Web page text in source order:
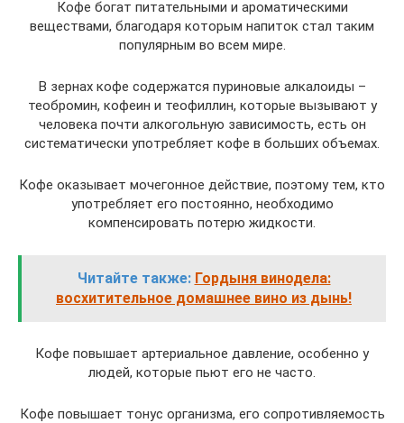
Кофе богат питательными и ароматическими
веществами, благодаря которым напиток стал таким
популярным во всем мире.
В зернах кофе содержатся пуриновые алкалоиды –
теобромин, кофеин и теофиллин, которые вызывают у
человека почти алкогольную зависимость, есть он
систематически употребляет кофе в больших объемах.
Кофе оказывает мочегонное действие, поэтому тем, кто
употребляет его постоянно, необходимо
компенсировать потерю жидкости.
Читайте также: Гордыня винодела:
восхитительное домашнее вино из дынь!
Кофе повышает артериальное давление, особенно у
людей, которые пьют его не часто.
Кофе повышает тонус организма, его сопротивляемость